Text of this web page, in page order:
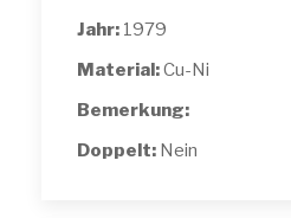
Jahr: 1979
Material:Cu-Ni
Bemerkung:
Doppelt: Nein